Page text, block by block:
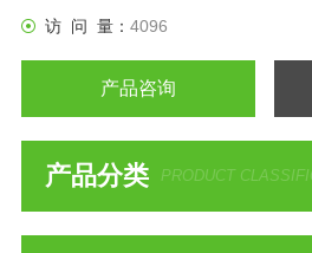
访 问 量： 4096
产品咨询
产品分类 PRODUCT